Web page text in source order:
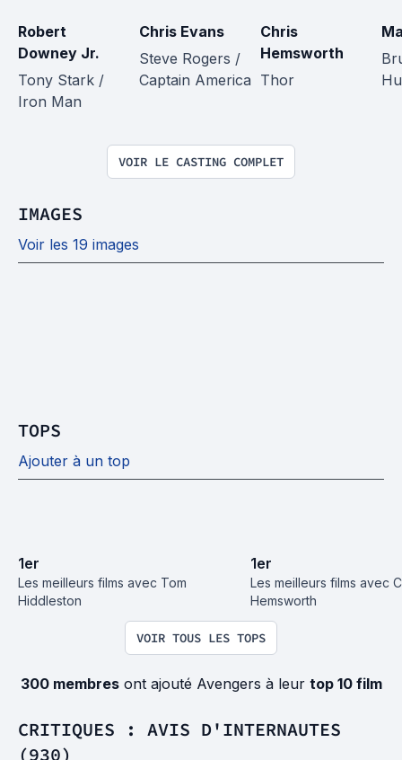
Robert
Downey Jr.
Tony Stark /
Iron Man
Chris Evans
Steve Rogers /
Captain America
Chris
Hemsworth
Thor
VOIR LE CASTING COMPLET
IMAGES
Voir les 19 images
TOPS
Ajouter à un top
1er
Les meilleurs films avec Tom
Hiddleston
1er
Les meilleurs films avec
Hemsworth
VOIR TOUS LES TOPS
300 membresont ajouté Avengers à leur top 10 film
CRITIQUES : AVIS D'INTERNAUTES
(930)